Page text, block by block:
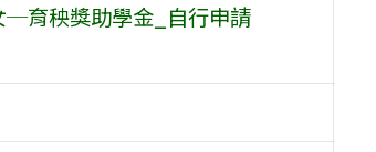
─育秧獎助學金_自行申請